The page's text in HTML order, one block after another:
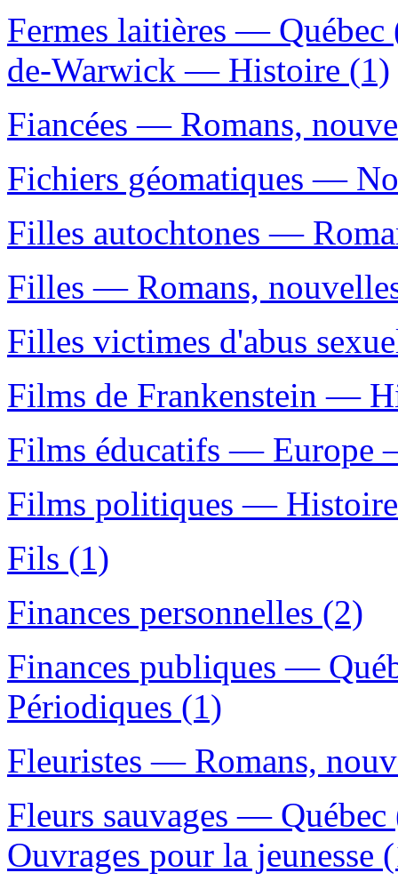
Fermes laitières —
de-Warwick — Histoire (1)
Fiancées — Romans,
Fichiers géomatiques —
Filles autochtones —
Filles — Romans,
Filles victimes d'abus
Films de Frankenstein —
Films éducatifs — Europe
Films politiques —
Fils (1)
Finances personnelles (2)
Finances publiques —
Périodiques (1)
Fleuristes — Romans,
Fleurs sauvages —
Ouvrages pour la jeunesse